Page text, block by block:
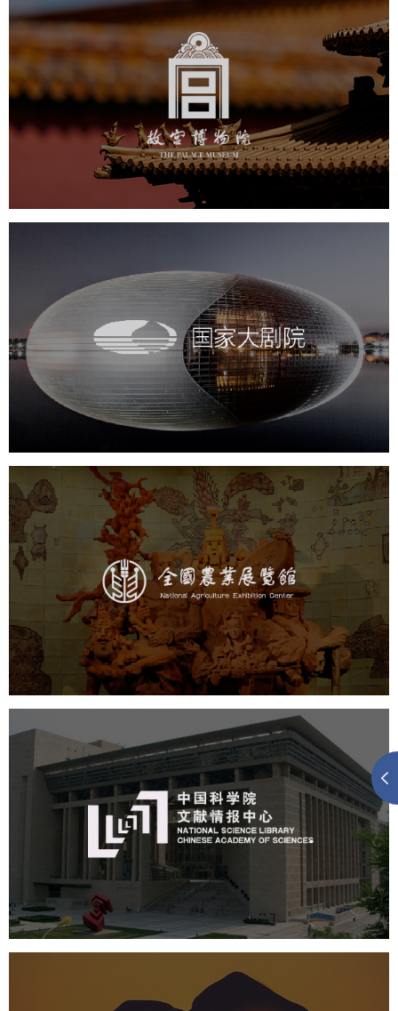
故宫博物院
文化艺术 博物馆 智慧博物馆
博物馆网站建设
景区网站建设
文创商城 万能专题 网站代运营
国家大剧院
文化艺术 剧院 智慧展馆 展馆网站建设
农业展览馆
文化艺术 展馆网站建设
博物馆展厅设计
数字博物馆建设
展厅空间设计
企业展厅设计
公司展厅设计
北京展厅设计 产品展厅设计
中国科学院文献情报中心
网站建设
数字博物馆建设
展厅空间设计
产品展厅设计